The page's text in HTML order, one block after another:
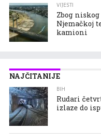
VIJESTI
Zbog
Njemačkoj
kamioni
NAJČITANIJE
BIH
Rudari
izlaze do